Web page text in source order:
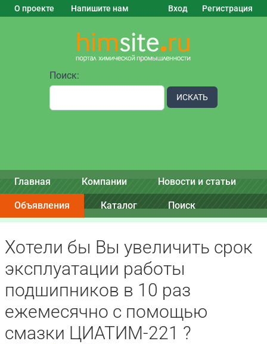
О проекте Напишите нам Вход Регистрация
Поиск:
ИСКАТЬ
Главная Компании Новости и статьи
Объявления Каталог Поиск
Хотели бы Вы увеличить срок
эксплуатации работы
подшипников в 10 раз
ежемесячно с помощью
смазки ЦИАТИМ-221 ?